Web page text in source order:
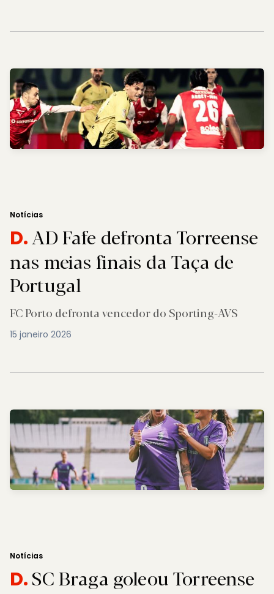
Notícias
D.AD Fafe defronta Torreense
nas meias finais da Taça de
Portugal
FC Porto defronta vencedor do Sporting-AVS
15 janeiro 2026
Notícias
D.SC Braga goleou Torreense